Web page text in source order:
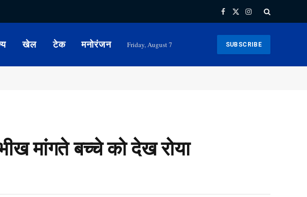
Facebook
X
Instagram
खेल टेक मनोरंजन Friday, August 7 SUBSCRIBE
मांगते बच्चे को देख रोया